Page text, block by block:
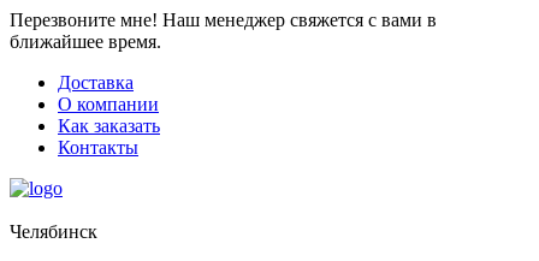
Перезвоните мне! Наш менеджер свяжется с вами в
ближайшее время.
Доставка
О компании
Как заказать
Контакты
Челябинск